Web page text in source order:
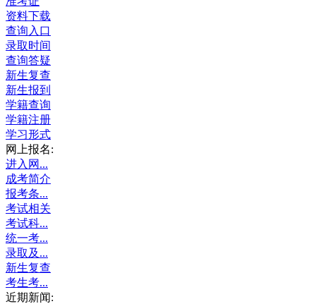
资料下载
查询入口
录取时间
查询答疑
新生复查
新生报到
学籍查询
学籍注册
学习形式
网上报名:
进入网...
成考简介
报考条...
考试相关
考试科...
统一考...
录取及...
新生复查
考生考...
近期新闻: